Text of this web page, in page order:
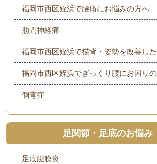
福岡市西区姪浜で腰痛にお悩みの方へ
肋間神経痛
福岡市西区姪浜で猫背・姿勢を改善し
福岡市西区姪浜でぎっくり腰にお困り
側弯症
足関節・足底のお悩み
足底腱膜炎